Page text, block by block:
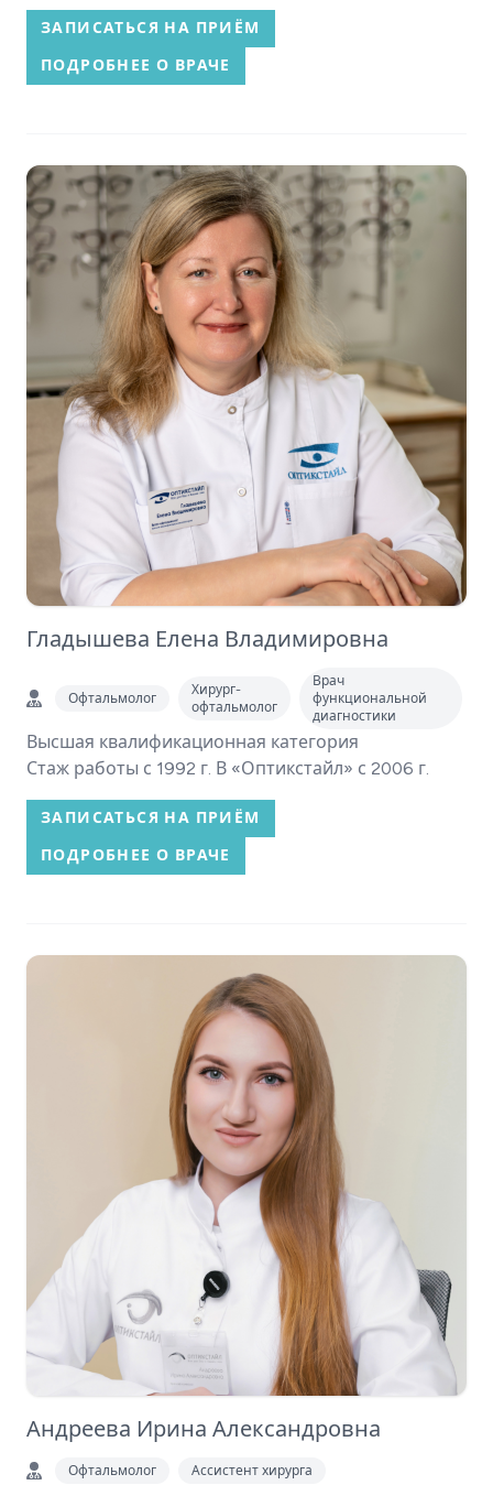
ЗАПИСАТЬСЯ НА ПРИЁМ
ПОДРОБНЕЕ О ВРАЧЕ
Гладышева Елена Владимировна
Офтальмолог
Хирург-
офтальмолог
Врач
функциональной
диагностики
Высшая квалификационная категория
Стаж работы с 1992 г. В «Оптикстайл» с 2006 г.
ЗАПИСАТЬСЯ НА ПРИЁМ
ПОДРОБНЕЕ О ВРАЧЕ
Андреева Ирина Александровна
Офтальмолог Ассистент хирурга